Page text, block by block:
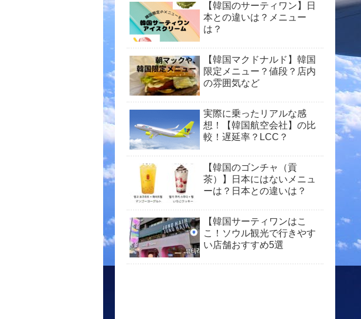
【韓国のサーティワン】日
本との違いは？メニュー
は？
【韓国マクドナルド】韓国
限定メニュー？値段？店内
の雰囲気など
実際に乗ったリアルな感
想！【韓国航空会社】の比
較！遅延率？LCC？
【韓国のゴンチャ（貢
茶）】日本にはないメニュ
ーは？日本との違いは？
【韓国サーティワンはこ
こ！ソウル観光で行きやす
い店舗おすすめ5選